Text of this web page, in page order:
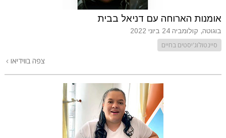
אומנות הארוחה עם דניאל בבית
בוגוטה, קולומביה 24 ביוני 2022
סיינטולוג'יסטים בחיים
צפה בווידיאו